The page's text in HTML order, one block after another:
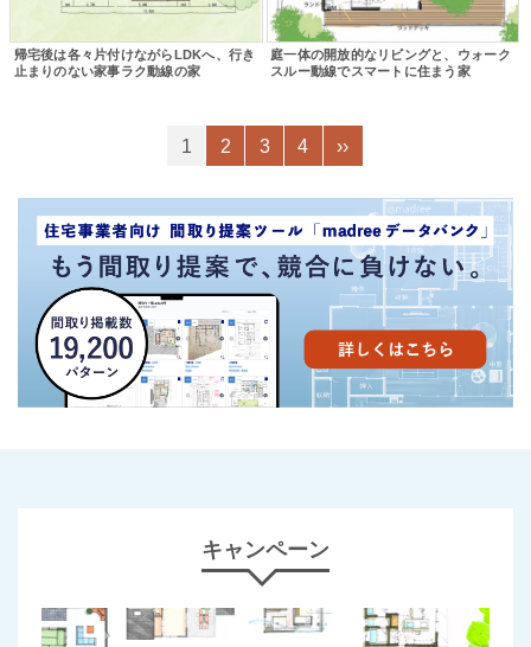
帰宅後は各々片付けながらLDKへ、行き
止まりのない家事ラク動線の家
庭一体の開放的なリビングと、ウォーク
スルー動線でスマートに住まう家
1 2 3 4 ››
キャンペーン